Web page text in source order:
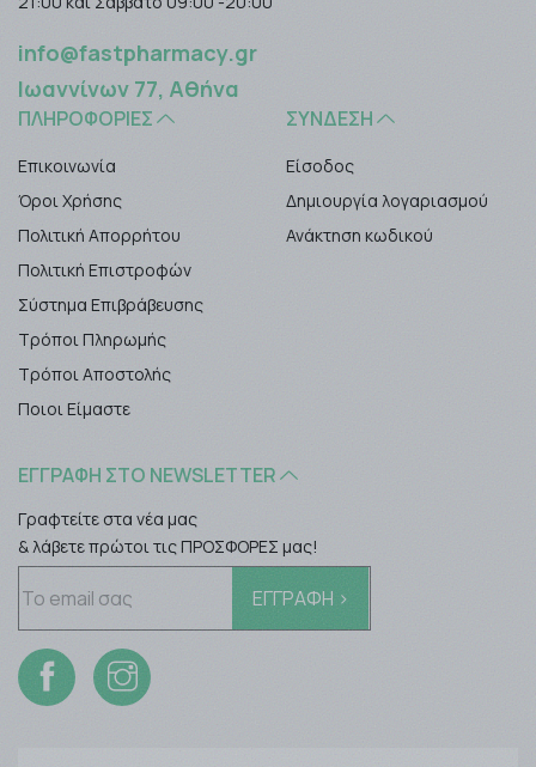
info@fastpharmacy.gr
Ιωαννίνων 77, Αθήνα
ΠΛΗΡΟΦΟΡΊΕΣ
Επικοινωνία
Όροι Χρήσης
Πολιτική Απορρήτου
Πολιτική Επιστροφών
Σύστημα Επιβράβευσης
Τρόποι Πληρωμής
Τρόποι Αποστολής
Ποιοι Είμαστε
ΣΎΝΔΕΣΗ
Είσοδος
Δημιουργία λογαριασμού
Ανάκτηση κωδικού
ΕΓΓΡΑΦΉ ΣΤΟ NEWSLETTER
Γραφτείτε στα νέα μας
& λάβετε πρώτοι τις ΠΡΟΣΦΟΡΕΣ μας!